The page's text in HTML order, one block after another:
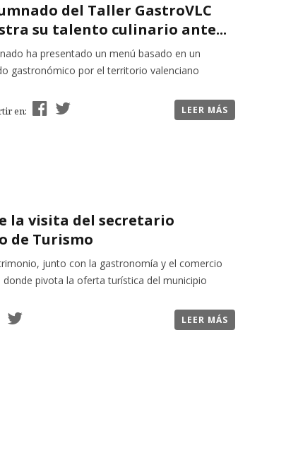
del Taller GastroVLC
su talento culinario ante...
ha presentado un menú basado en un
gastronómico por el territorio valenciano
en: LEER MÁS
la visita del secretario
de Turismo
junto con la gastronomía y el comercio
pivota la oferta turística del municipio
LEER MÁS